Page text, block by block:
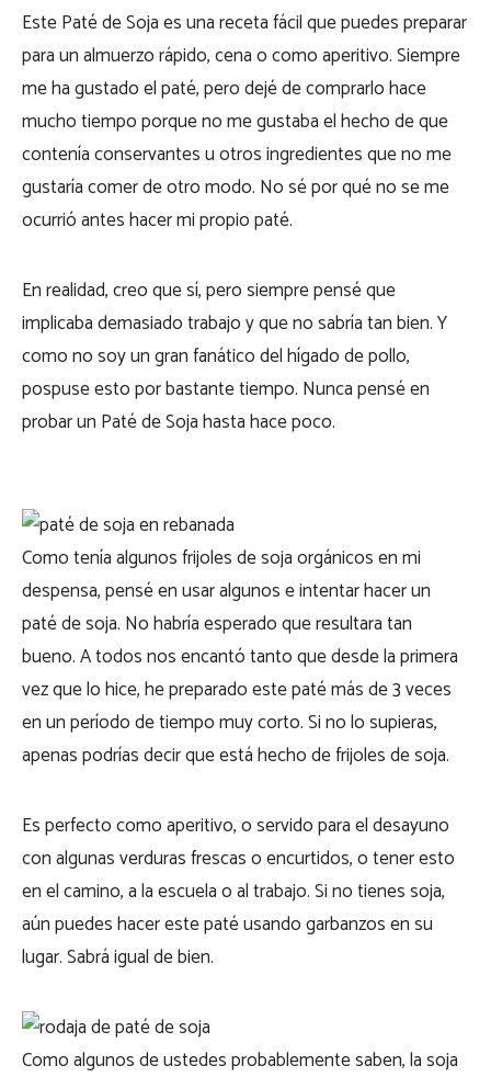
Este Paté de Soja es una receta fácil que puedes preparar
para un almuerzo rápido, cena o como aperitivo. Siempre
me ha gustado el paté, pero dejé de comprarlo hace
mucho tiempo porque no me gustaba el hecho de que
contenía conservantes u otros ingredientes que no me
gustaría comer de otro modo. No sé por qué no se me
ocurrió antes hacer mi propio paté.
En realidad, creo que sí, pero siempre pensé que
implicaba demasiado trabajo y que no sabría tan bien. Y
como no soy un gran fanático del hígado de pollo,
pospuse esto por bastante tiempo. Nunca pensé en
probar un Paté de Soja hasta hace poco.
Como tenía algunos frijoles de soja orgánicos en mi
despensa, pensé en usar algunos e intentar hacer un
paté de soja. No habría esperado que resultara tan
bueno. A todos nos encantó tanto que desde la primera
vez que lo hice, he preparado este paté más de 3 veces
en un período de tiempo muy corto. Si no lo supieras,
apenas podrías decir que está hecho de frijoles de soja.
Es perfecto como aperitivo, o servido para el desayuno
con algunas verduras frescas o encurtidos, o tener esto
en el camino, a la escuela o al trabajo. Si no tienes soja,
aún puedes hacer este paté usando garbanzos en su
lugar. Sabrá igual de bien.
Como algunos de ustedes probablemente saben, la soja